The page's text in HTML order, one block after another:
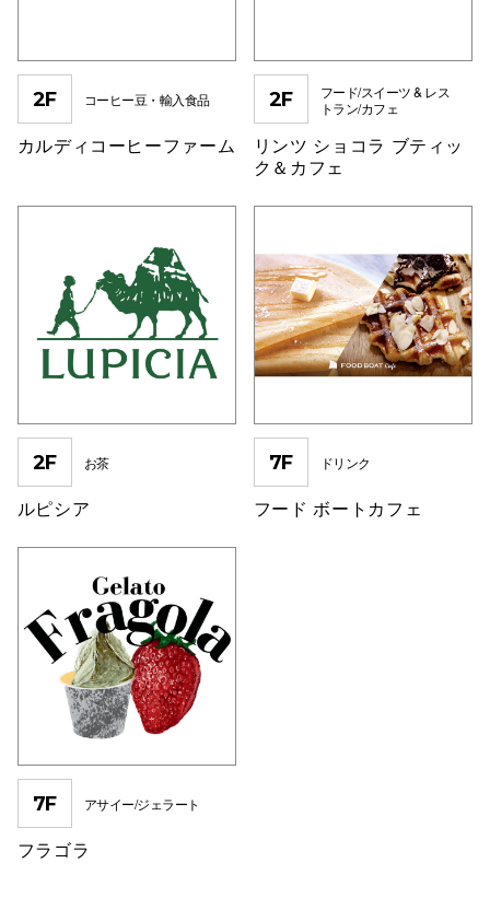
2F コーヒー豆・輸入食品
カルディコーヒーファーム
2F
フード/スイーツ & レス
トラン/カフェ
リンツ ショコラ ブティッ
ク＆カフェ
2F お茶
ルピシア
7F ドリンク
フード ボートカフェ
7F アサイー/ジェラート
フラゴラ
横浜ビ